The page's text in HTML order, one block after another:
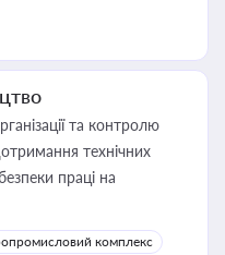
та контролю
технічних
праці на
комплекс